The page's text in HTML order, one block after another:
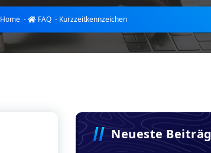
Home - FAQ - Kurzzeitkennzeichen
Neueste